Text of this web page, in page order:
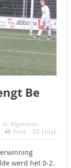
Be
In: Algemeen
Print
Email
werd het 0-2.